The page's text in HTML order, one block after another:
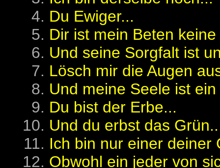
Du Ewiger...
Dir ist mein Beten
Und seine Sorgfalt ist
Lösch mir die Augen
Und meine Seele ist
Du bist der Erbe...
Und du erbst das
Ich bin nur einer deiner
Obwohl ein jeder von